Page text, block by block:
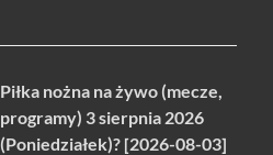
Piłka nożna na żywo (mecze,
programy) 3 sierpnia 2026
(Poniedziałek)? [2026-08-03]